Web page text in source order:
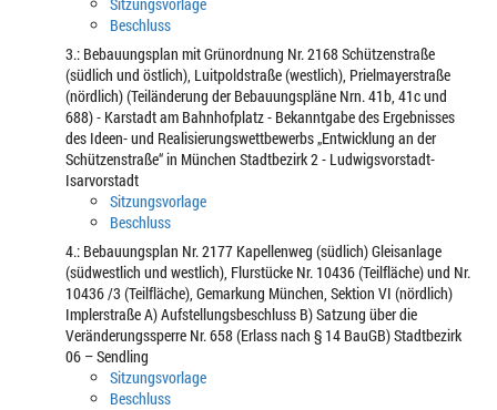
Beschluss
3.: Bebauungsplan mit Grünordnung Nr. 2168 Schützenstraße
(südlich und östlich), Luitpoldstraße (westlich), Prielmayerstraße
(nördlich) (Teiländerung der Bebauungspläne Nrn. 41b, 41c und
688) - Karstadt am Bahnhofplatz - Bekanntgabe des Ergebnisses
des Ideen- und Realisierungswettbewerbs „Entwicklung an der
Schützenstraße“ in München Stadtbezirk 2 - Ludwigsvorstadt-
Isarvorstadt
Sitzungsvorlage
Beschluss
4.: Bebauungsplan Nr. 2177 Kapellenweg (südlich) Gleisanlage
(südwestlich und westlich), Flurstücke Nr. 10436 (Teilfläche) und Nr.
10436 /3 (Teilfläche), Gemarkung München, Sektion VI (nördlich)
Implerstraße A) Aufstellungsbeschluss B) Satzung über die
Veränderungssperre Nr. 658 (Erlass nach § 14 BauGB) Stadtbezirk
06 – Sendling
Sitzungsvorlage
Beschluss